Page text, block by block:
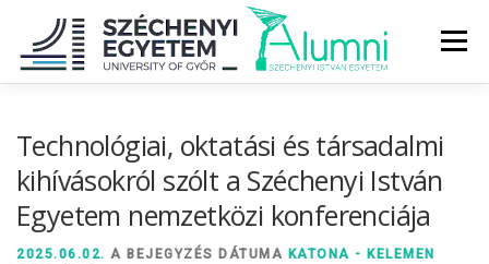
tartalomhoz
Menü
DIPLOMAÁTADÓ DIPLOMÁN TÚL
Technológiai, oktatási és társadalmi
kihívásokról szólt a Széchenyi István
Egyetem nemzetközi konferenciája
2025.06.02. A BEJEGYZÉS DÁTUMA KATONA - KELEMEN